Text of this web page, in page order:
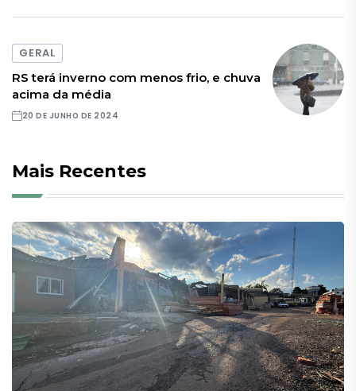
GERAL
RS terá inverno com menos frio, e chuva
acima da média
20 DE JUNHO DE 2024
Mais Recentes